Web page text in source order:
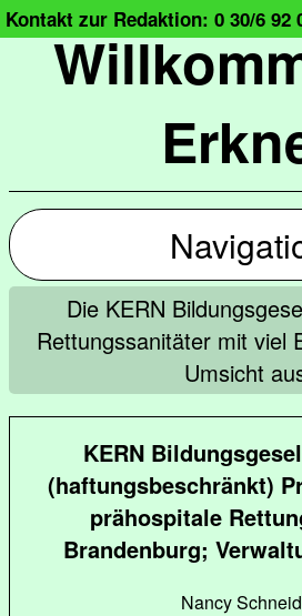
Kontakt zur Redaktion: 0 30/6 92
Die KERN
Rettungssanitäter mit viel
Umsicht
KERN
(haftungsbeschränkt)
prähospitale
Brandenburg;
Nancy